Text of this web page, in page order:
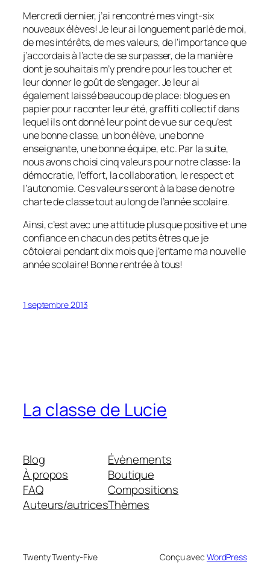
Mercredi dernier, j’ai rencontré mes vingt-six
nouveaux élèves! Je leur ai longuement parlé de moi,
de mes intérêts, de mes valeurs, de l’importance que
j’accordais à l’acte de se surpasser, de la manière
dont je souhaitais m’y prendre pour les toucher et
leur donner le goût de s’engager. Je leur ai
également laissé beaucoup de place: blogues en
papier pour raconter leur été, graffiti collectif dans
lequel ils ont donné leur point de vue sur ce qu’est
une bonne classe, un bon élève, une bonne
enseignante, une bonne équipe, etc. Par la suite,
nous avons choisi cinq valeurs pour notre classe: la
démocratie, l’effort, la collaboration, le respect et
l’autonomie. Ces valeurs seront à la base de notre
charte de classe tout au long de l’année scolaire.
Ainsi, c’est avec une attitude plus que positive et une
confiance en chacun des petits êtres que je
côtoierai pendant dix mois que j’entame ma nouvelle
année scolaire! Bonne rentrée à tous!
1 septembre 2013
La classe de Lucie
Blog
À propos
FAQ
Auteurs/autrices
Évènements
Boutique
Compositions
Thèmes
Twenty Twenty-Five Conçu avec WordPress